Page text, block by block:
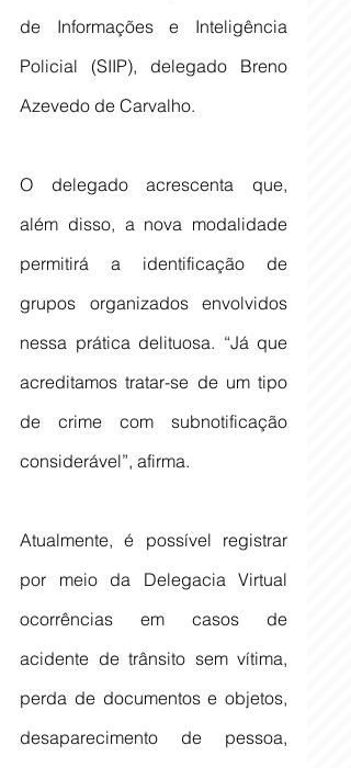
de Informações e Inteligência
Policial (SIIP), delegado Breno
Azevedo de Carvalho.
O delegado acrescenta que,
além disso, a nova modalidade
permitirá a identificação de
grupos organizados envolvidos
nessa prática delituosa. “Já que
acreditamos tratar-se de um tipo
de crime com subnotificação
considerável”, afirma.
Atualmente, é possível registrar
por meio da Delegacia Virtual
ocorrências em casos de
acidente de trânsito sem vítima,
perda de documentos e objetos,
desaparecimento de pessoa,